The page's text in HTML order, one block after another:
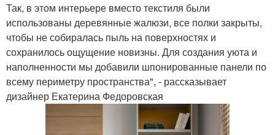
Так, в этом интерьере вместо текстиля были
использованы деревянные жалюзи, все полки закрыты,
чтобы не собиралась пыль на поверхностях и
сохранилось ощущение новизны. Для создания уюта и
наполненности мы добавили шпонированные панели по
всему периметру пространства", - рассказывает
дизайнер Екатерина Федоровская